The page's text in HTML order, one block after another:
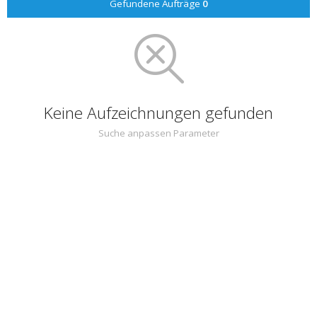
Gefundene Aufträge 0
Keine Aufzeichnungen gefunden
Suche anpassen Parameter